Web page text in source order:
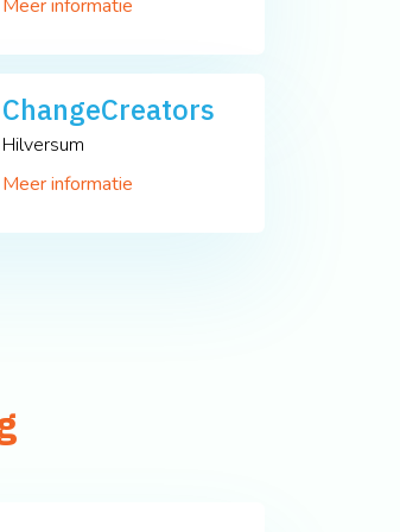
Meer informatie
ChangeCreators
Hilversum
Meer informatie